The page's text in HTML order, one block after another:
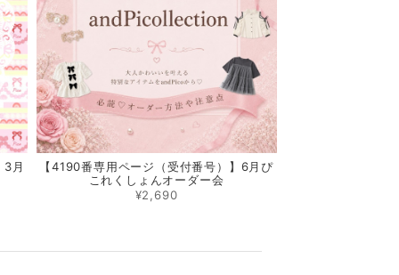
月
【4190番専用ページ（受付番号）】6月ぴ
これくしょんオーダー会
¥2,690